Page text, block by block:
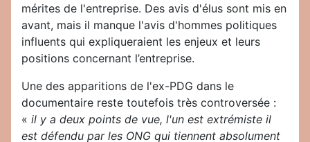
mérites de l'entreprise. Des avis d'élus sont mis en
avant, mais il manque l'avis d'hommes politiques
influents qui expliqueraient les enjeux et leurs
positions concernant l’entreprise.
Une des apparitions de l'ex-PDG dans le
documentaire reste toutefois très controversée :
« il y a deux points de vue, l'un est extrémiste il
est défendu par les ONG qui tiennent absolument